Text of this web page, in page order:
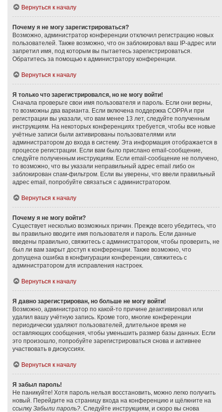
Вернуться к началу
Почему я не могу зарегистрироваться?
Возможно, администратор конференции отключил регистрацию новых
пользователей. Также возможно, что он заблокировал ваш IP-адрес или
запретил имя, под которым вы пытаетесь зарегистрироваться.
Обратитесь за помощью к администратору конференции.
Вернуться к началу
Я только что зарегистрировался, но не могу войти!
Сначала проверьте свои имя пользователя и пароль. Если они верны,
то возможны два варианта. Если включена поддержка COPPA и при
регистрации вы указали, что вам менее 13 лет, следуйте полученным
инструкциям. На некоторых конференциях требуется, чтобы все новые
учётные записи были активированы пользователями или
администратором до входа в систему. Эта информация отображается в
процессе регистрации. Если вам было прислано email-сообщение,
следуйте полученным инструкциям. Если email-сообщение не получено,
то возможно, что вы указали неправильный адрес email либо он
заблокирован спам-фильтром. Если вы уверены, что ввели правильный
адрес email, попробуйте связаться с администратором.
Вернуться к началу
Почему я не могу войти?
Существует несколько возможных причин. Прежде всего убедитесь, что
вы правильно вводите имя пользователя и пароль. Если данные
введены правильно, свяжитесь с администратором, чтобы проверить, не
был ли вам закрыт доступ к конференции. Также возможно, что
допущена ошибка в конфигурации конференции, свяжитесь с
администратором для исправления настроек.
Вернуться к началу
Я давно зарегистрирован, но больше не могу войти!
Возможно, администратор по какой-то причине деактивировал или
удалил вашу учётную запись. Кроме того, многие конференции
периодически удаляют пользователей, длительное время не
оставляющих сообщения, чтобы уменьшить размер базы данных. Если
это произошло, попробуйте зарегистрироваться снова и активнее
участвовать в дискуссиях.
Вернуться к началу
Я забыл пароль!
Не паникуйте! Хотя пароль нельзя восстановить, можно легко получить
новый. Перейдите на страницу входа на конференцию и щёлкните на
ссылку Забыли пароль?. Следуйте инструкциям, и скоро вы снова